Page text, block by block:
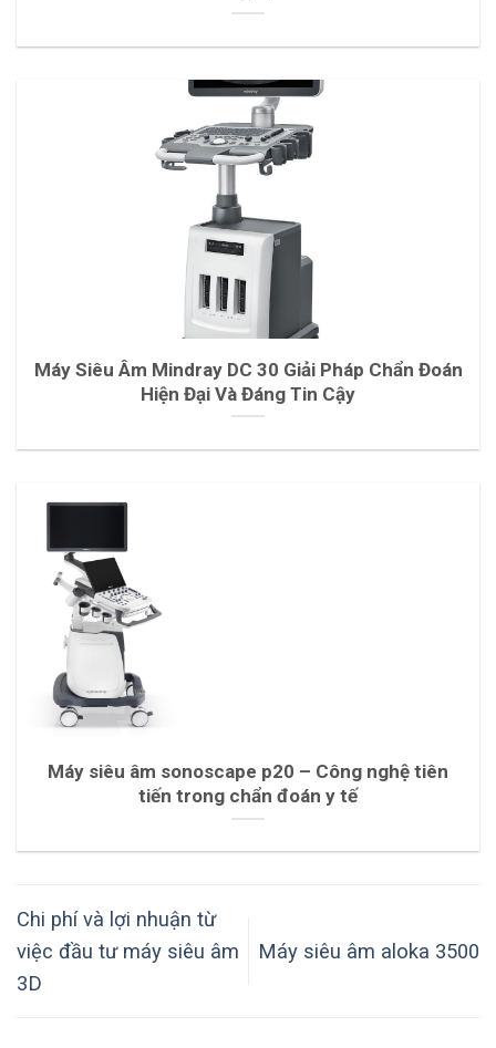
Máy Siêu Âm Mindray DC 30 Giải Pháp Chẩn Đoán
Hiện Đại Và Đáng Tin Cậy
Máy siêu âm sonoscape p20 – Công nghệ tiên
tiến trong chẩn đoán y tế
Chi phí và lợi nhuận từ
việc đầu tư máy siêu âm
3D
Máy siêu âm aloka 3500